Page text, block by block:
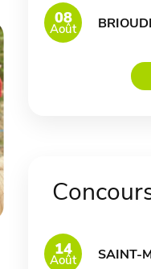
08
Août
14
Août SAINT-